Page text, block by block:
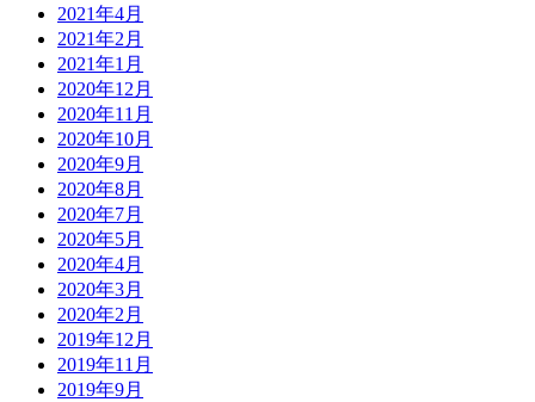
2021年4月
2021年2月
2021年1月
2020年12月
2020年11月
2020年10月
2020年9月
2020年8月
2020年7月
2020年5月
2020年4月
2020年3月
2020年2月
2019年12月
2019年11月
2019年9月